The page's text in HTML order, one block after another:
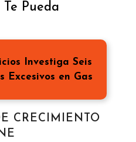
Te Pueda
Investiga Seis
Excesivos en Gas
CRECIMIENTO